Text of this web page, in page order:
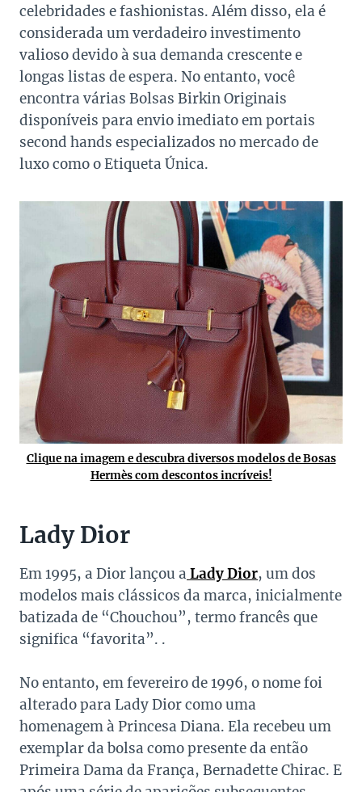
celebridades e fashionistas. Além disso, ela é
considerada um verdadeiro investimento
valioso devido à sua demanda crescente e
longas listas de espera. No entanto, você
encontra várias Bolsas Birkin Originais
disponíveis para envio imediato em portais
second hands especializados no mercado de
luxo como o Etiqueta Única.
Clique na imagem e descubra diversos modelos de Bosas
Hermès com descontos incríveis!
Lady Dior
Em 1995, a Dior lançou a Lady Dior, um dos
modelos mais clássicos da marca, inicialmente
batizada de “Chouchou”, termo francês que
significa “favorita”. .
No entanto, em fevereiro de 1996, o nome foi
alterado para Lady Dior como uma
homenagem à Princesa Diana. Ela recebeu um
exemplar da bolsa como presente da então
Primeira Dama da França, Bernadette Chirac. E